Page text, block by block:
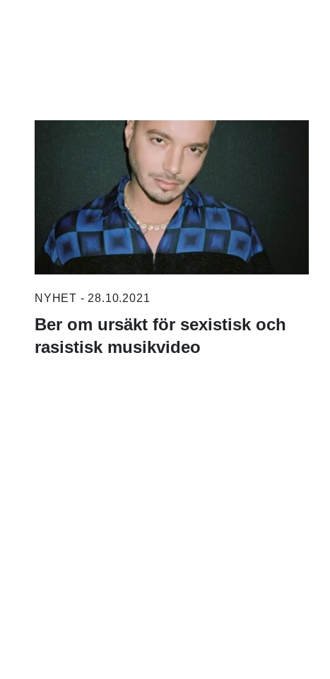
NYHET - 28.10.2021
Ber om ursäkt för sexistisk och
rasistisk musikvideo